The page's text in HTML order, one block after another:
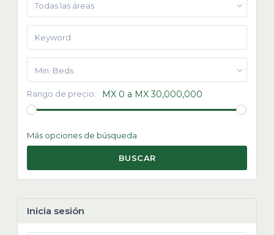
Todas las áreas
Min. Beds
Rango de precio: MX 0 a MX 30,000,000
Más opciones de búsqueda
BUSCAR
Inicia sesión